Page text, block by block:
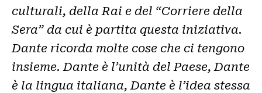
culturali, della Rai e del “Corriere della
Sera” da cui è partita questa iniziativa.
Dante ricorda molte cose che ci tengono
insieme. Dante è l’unità del Paese, Dante
è la lingua italiana, Dante è l’idea stessa